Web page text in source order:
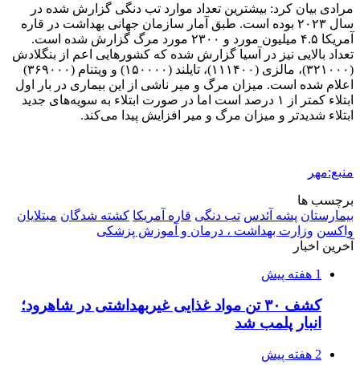
مرادی بیان کرد: بیشترین تعداد موارد تب دنگی گزارش شده در
سال ۲۰۲۳ بوده است. طبق آمار سازمان جهانی بهداشت در قاره
آمریکا ۴.۵ میلیون مورد و ۲۳۰۰ مورد مرگ گزارش شده است.
تعداد بالایی نیز در آسیا گزارش شده که کشورهایی اعم از بنگلادش
(۳۲۱۰۰۰)، مالزی (۱۱۱۴۰۰)، تایلند (۱۵۰۰۰۰) و ویتنام (۳۶۹۰۰۰)
اعلام شده است. میزان مرگ و میر ناشی از این بیماری در بار اول
ابتلاء کمتر از ۱ درصد است اما در صورت ابتلاء به سویه‌های جدید
ابتلاء شدیدتر و میزان مرگ و میر افزایش پیدا می‌کند.
منبع:مهر
برچسب ها
بیمارستان پشه آئدس تب دنگی قاره آمریکا کشته شدگان مبتلایان
واکسن وزارت بهداشت ، درمان و آموزش پزشکی
آخرین اخبار
1 هفته پیش
کشف ۳۰ تن مواد غذایی غیربهداشتی در شاهرود؛
انبار پلمب شد
2 هفته پیش